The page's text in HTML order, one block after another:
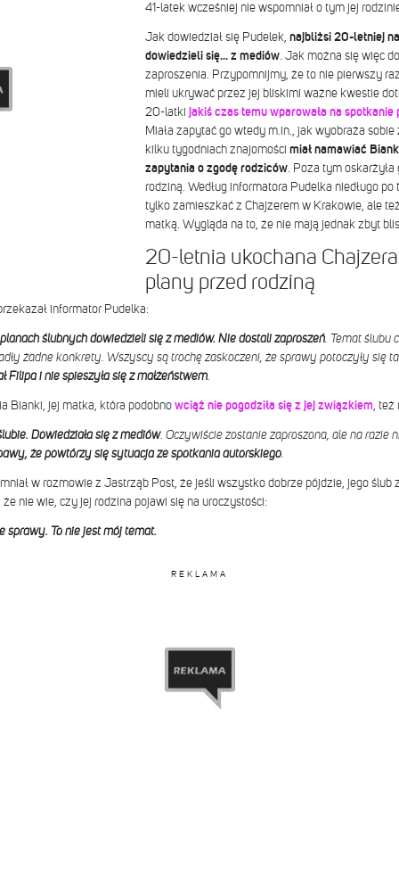
41-latek wcześniej nie wspomniał o tym jej
Jak dowiedział się Pudelek, najbliżsi 20-letniej
dowiedzieli się... z mediów. Jak można się więc
zaproszenia. Przypomnijmy, że to nie pierwszy
mieli ukrywać przez jej bliskimi ważne kwestie
20-latki jakiś czas temu wparowała na
Miała zapytać go wtedy m.in., jak wyobraża
kilku tygodniach znajomości miał namawiać
zapytania o zgodę rodziców. Poza tym
rodziną. Według informatora Pudelka niedługo
tylko zamieszkać z Chajzerem w Krakowie, ale
matką. Wygląda na to, że nie mają jednak zbyt
20-letnia ukochana
plany przed rodziną
informator Pudelka:
ślubnych dowiedzieli się z mediów. Nie dostali zaproszeń. Temat ślubu
żadne konkrety. Wszyscy są trochę zaskoczeni, że sprawy potoczyły się
Filipa i nie spieszyła się z małżeństwem.
Bianki, jej matka, która podobno wciąż nie pogodziła się z jej związkiem, też
Dowiedziała się z mediów. Oczywiście zostanie zaproszona, ale na razie
że powtórzy się sytuacja ze spotkania autorskiego.
w rozmowie z Jastrząb Post, że jeśli wszystko dobrze pójdzie, jego ślub
nie wie, czy jej rodzina pojawi się na uroczystości:
sprawy. To nie jest mój temat.
REKLAMA